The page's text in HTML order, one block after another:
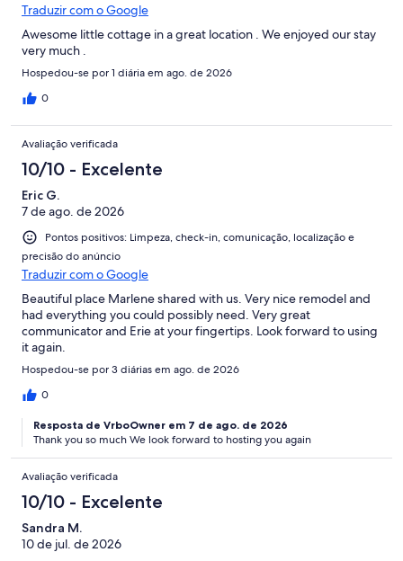
Traduzir com o Google
Awesome little cottage in a great location . We enjoyed our stay
very much .
Hospedou-se por 1 diária em ago. de 2026
0
Avaliação verificada
10/10 - Excelente
Eric G.
7 de ago. de 2026
Pontos positivos: Limpeza, check-in, comunicação, localização e
precisão do anúncio
Traduzir com o Google
Beautiful place Marlene shared with us. Very nice remodel and
had everything you could possibly need. Very great
communicator and Erie at your fingertips. Look forward to using
it again.
Hospedou-se por 3 diárias em ago. de 2026
0
Resposta de VrboOwner em 7 de ago. de 2026
Thank you so much We look forward to hosting you again
Avaliação verificada
10/10 - Excelente
Sandra M.
10 de jul. de 2026